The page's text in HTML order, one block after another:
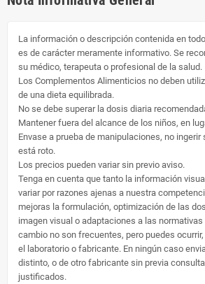
La información o descripción contenida en
es de carácter meramente informativo. Se
su médico, terapeuta o profesional de la salud.
Los Complementos Alimenticios no deben
de una dieta equilibrada.
No se debe superar la dosis diaria
Mantener fuera del alcance de los niños, en
Envase a prueba de manipulaciones, no
está roto.
Los precios pueden variar sin previo aviso.
Tenga en cuenta que tanto la información
variar por razones ajenas a nuestra
mejoras la formulación, optimización de las
imagen visual o adaptaciones a las
cambio no son frecuentes, pero puedes
el laboratorio o fabricante. En ningún caso
distinto, o de otro fabricante sin previa
justificados.